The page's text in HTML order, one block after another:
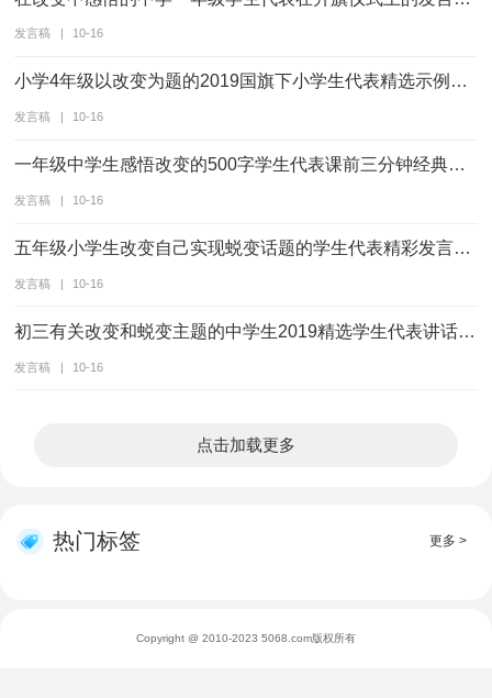
发言稿 10-16
小学4年级以改变为题的2019国旗下小学生代表精选示例五篇
发言稿 10-16
一年级中学生感悟改变的500字学生代表课前三分钟经典发言稿例文五篇
发言稿 | 10-16
五年级小学生改变自己实现蜕变话题的学生代表精彩发言稿5篇
发言稿 | 10-16
初三有关改变和蜕变主题的中学生2019精选学生代表讲话发言稿五篇
发言稿 | 10-16
点击加载更多
热门标签 更多 >
Copyright @ 2010-2023 5068.com版权所有